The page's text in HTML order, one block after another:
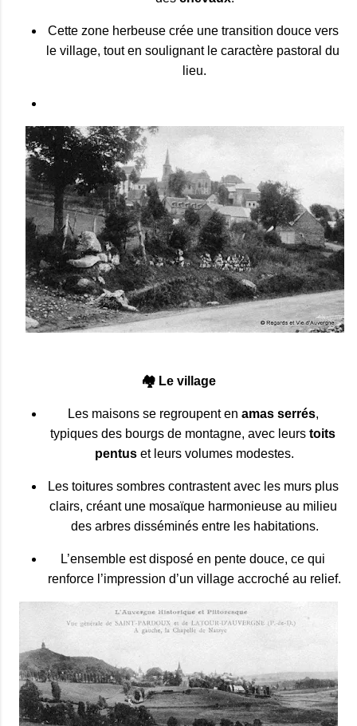
Cette zone herbeuse crée une transition douce vers
le village, tout en soulignant le caractère pastoral du
lieu.
🏘️ Le village
Les maisons se regroupent en amas serrés,
typiques des bourgs de montagne, avec leurs toits
pentus et leurs volumes modestes.
Les toitures sombres contrastent avec les murs plus
clairs, créant une mosaïque harmonieuse au milieu
des arbres disséminés entre les habitations.
L’ensemble est disposé en pente douce, ce qui
renforce l’impression d’un village accroché au relief.